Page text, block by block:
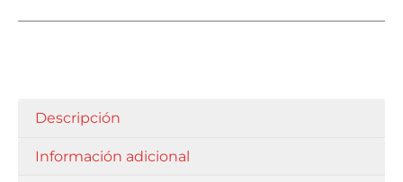
Descripción
Información adicional